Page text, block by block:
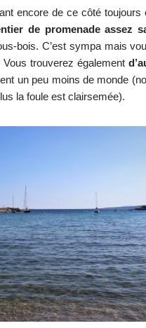
encore de ce côté toujours
de promenade assez
bois. C’est sympa mais
Vous trouverez également
un peu moins de monde
la foule est clairsemée).